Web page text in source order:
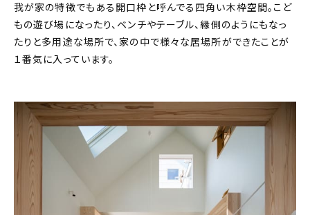
我が家の特徴でもある開口枠と呼んでる四角い木枠空間。こど
もの遊び場になったり、ベンチやテーブル、縁側のようにもなっ
たりと多用途な場所で、家の中で様々な居場所ができたことが
１番気に入っています。